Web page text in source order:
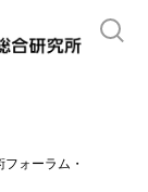
ォーラム・